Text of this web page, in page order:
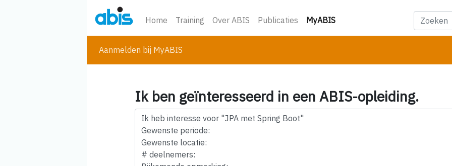
Home Training Over ABIS Publicaties MyABIS(huidige)
Aanmelden bij MyABIS
Ik ben geïnteresseerd in een ABIS-opleiding.